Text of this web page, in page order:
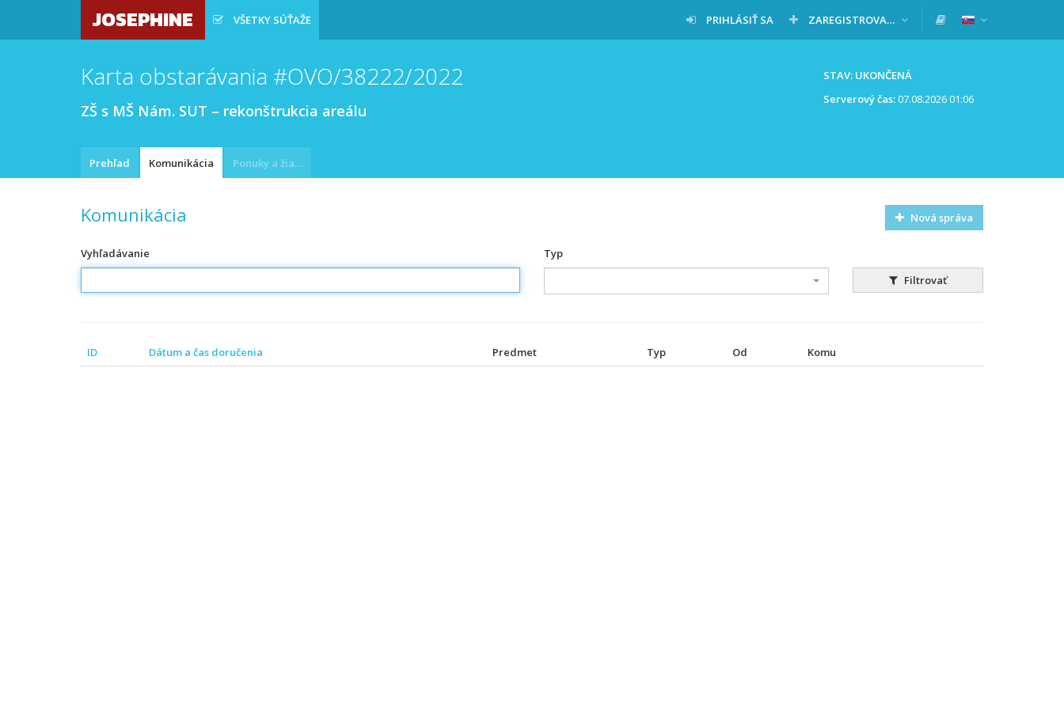
JOSEPHINE VŠETKY SÚŤAŽE PRIHLÁSIŤ SA ZAREGISTROVAŤ SA
STAV: UKONČENÁ
Serverový čas:07.08.2026 01:06
Karta obstarávania #OVO/38222/2022
ZŠ s MŠ Nám. SUT – rekonštrukcia areálu
Prehľad Komunikácia Ponuky a žiadosti
Komunikácia Nová správa
Vyhľadávanie
Typ
Filtrovať
ID Dátum a čas doručenia Predmet Typ Od Komu